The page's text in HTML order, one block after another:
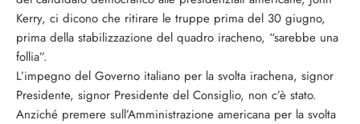
Kerry, ci dicono che ritirare le truppe prima del 30 giugno,
prima della stabilizzazione del quadro iracheno, “sarebbe una
follia”.
L’impegno del Governo italiano per la svolta irachena, signor
Presidente, signor Presidente del Consiglio, non c’è stato.
Anziché premere sull’Amministrazione americana per la svolta